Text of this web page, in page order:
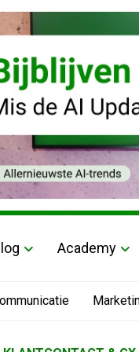
Academy